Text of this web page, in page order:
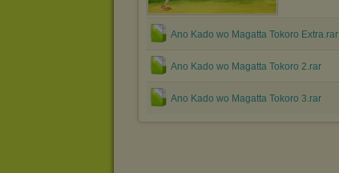
Ano Kado wo Magatta Tokoro Extra.rar
Ano Kado wo Magatta Tokoro 2.rar
Ano Kado wo Magatta Tokoro 3.rar